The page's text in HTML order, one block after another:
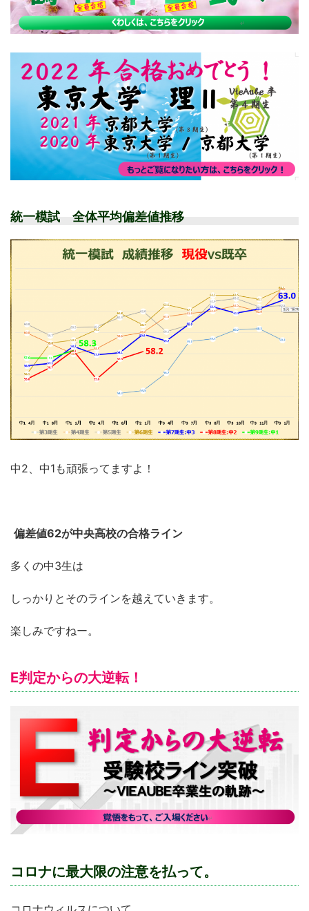
統一模試 全体平均偏差値推移
中2、中1も頑張ってますよ！
偏差値62が中央高校の合格ライン
多くの中3生は
しっかりとそのラインを越えていきます。
楽しみですねー。
E判定からの大逆転！
コロナに最大限の注意を払って。